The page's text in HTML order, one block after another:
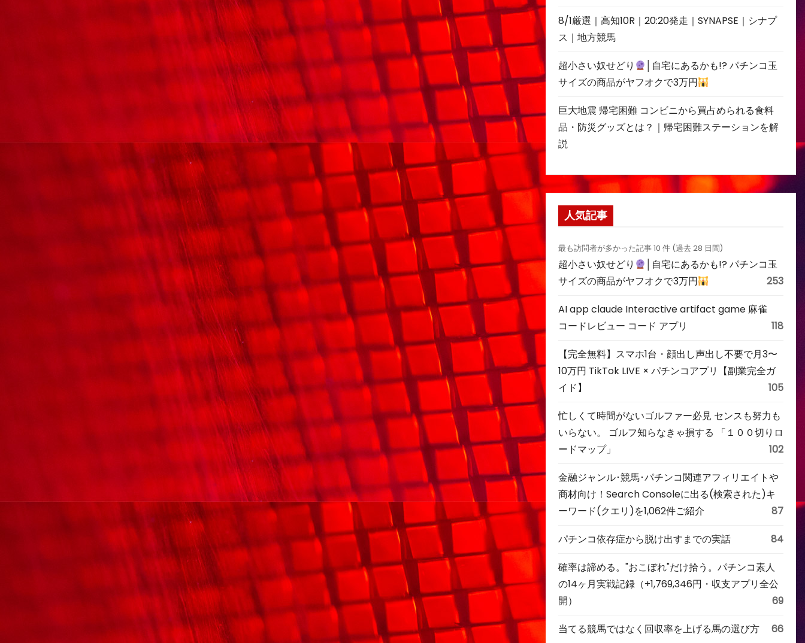
8/1厳選｜高知10R｜20:20発走｜SYNAPSE｜シナプ
ス｜地方競馬
超小さい奴せどり
│自宅にあるかも!? パチンコ玉
サイズの商品がヤフオクで3万円
巨大地震 帰宅困難 コンビニから買占められる食料
品・防災グッズとは？｜帰宅困難ステーションを解
説
人気記事
最も訪問者が多かった記事 10 件 (過去 28 日間)
超小さい奴せどり
│自宅にあるかも!? パチンコ玉
サイズの商品がヤフオクで3万円
253
AI app claude Interactive artifact game 麻雀
コードレビュー コード アプリ
118
【完全無料】スマホ1台・顔出し声出し不要で月3〜
10万円 TikTok LIVE × パチンコアプリ【副業完全ガ
イド】
105
忙しくて時間がないゴルファー必見 センスも努力も
いらない。 ゴルフ知らなきゃ損する 「１００切りロ
ードマップ」
102
金融ジャンル･競馬･パチンコ関連アフィリエイトや
商材向け！Search Consoleに出る(検索された)キ
ーワード(クエリ)を1,062件ご紹介
87
パチンコ依存症から脱け出すまでの実話 84
確率は諦める。"おこぼれ"だけ拾う。パチンコ素人
の14ヶ月実戦記録（+1,769,346円・収支アプリ全公
開）
69
当てる競馬ではなく回収率を上げる馬の選び方 66